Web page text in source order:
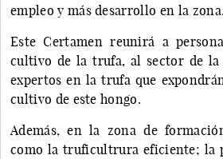
empleo y más desarrollo en la zona.
Este Certamen reunirá a
cultivo de la trufa, al sector de la
expertos en la trufa que
cultivo de este hongo.
Además, en la zona de
como la truficultrura eficiente; la